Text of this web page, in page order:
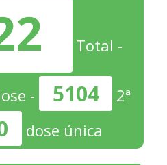
Total -
- 5104
2ª
dose única